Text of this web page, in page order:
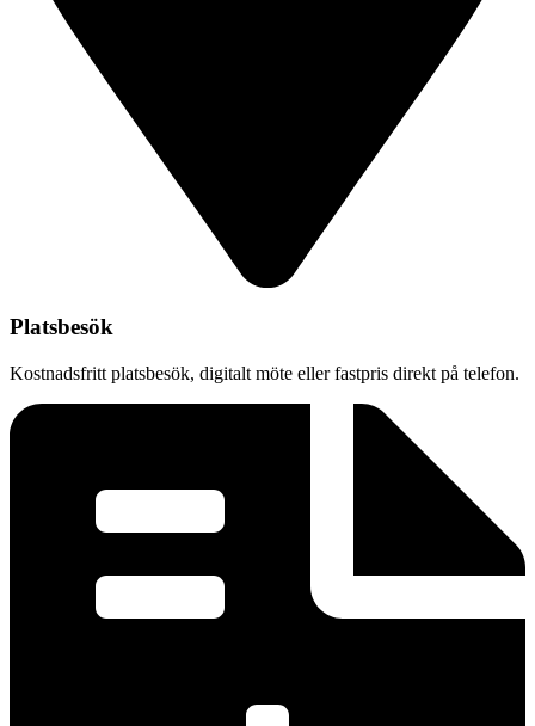
Platsbesök
Kostnadsfritt platsbesök, digitalt möte eller fastpris direkt på telefon.